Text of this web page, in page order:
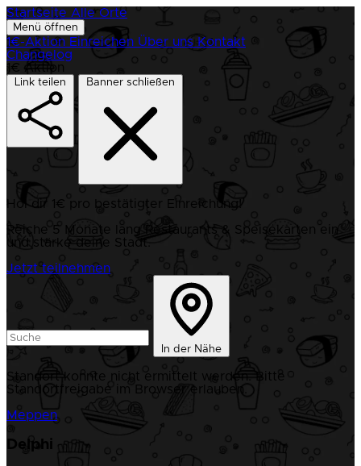
Startseite Alle Orte
Menü öffnen
1€-Aktion Einreichen Über uns Kontakt
Changelog
1€ Aktion
Link teilen Banner schließen
Hol dir 1€ pro bestätigter Einreichung!
Reiche 5 Monate lang Restaurants & Speisekarten ein
und stärke deine Stadt.
Jetzt teilnehmen
In der Nähe
Standort konnte nicht ermittelt werden. Bitte
Standortfreigabe im Browser erlauben.
Meppen
Delphi